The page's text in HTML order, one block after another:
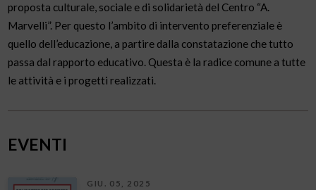
proposta culturale, sociale e di solidarietà del Centro “A.
Marvelli”. Per questo l’ambito di intervento preferenziale è
quello dell’educazione, a partire dalla constatazione che tutto
passa dal rapporto educativo. Questa è la radice comune a tutte
le attività e i progetti realizzati.
EVENTI
GIU. 05, 2025